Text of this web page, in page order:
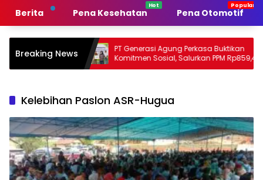
Berita Pena Kesehatan Pena Otomotif
Breaking NewsPT Generasi Agung Perkasa Buktikan
Komitmen Sosial, Salurkan PPM Rp859,4
Juta untuk Masyarakat Lingkar
Kelebihan Paslon ASR-Hugua